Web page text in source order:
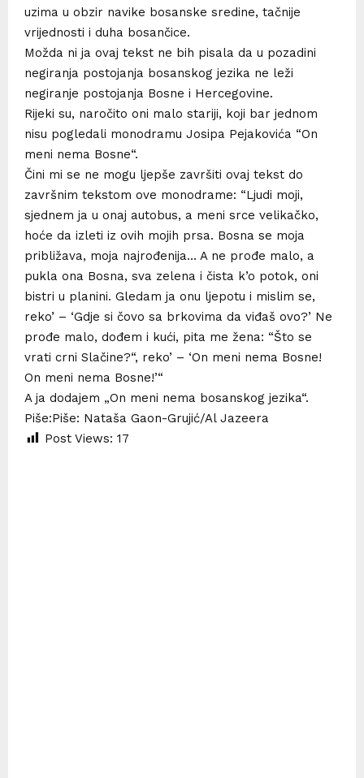
uzima u obzir navike bosanske sredine, tačnije
vrijednosti i duha bosančice.
Možda ni ja ovaj tekst ne bih pisala da u pozadini
negiranja postojanja bosanskog jezika ne leži
negiranje postojanja Bosne i Hercegovine.
Rijeki su, naročito oni malo stariji, koji bar jednom
nisu pogledali monodramu Josipa Pejakovića “On
meni nema Bosne“.
Čini mi se ne mogu ljepše završiti ovaj tekst do
završnim tekstom ove monodrame: “Ljudi moji,
sjednem ja u onaj autobus, a meni srce velikačko,
hoće da izleti iz ovih mojih prsa. Bosna se moja
približava, moja najrođenija… A ne prođe malo, a
pukla ona Bosna, sva zelena i čista k’o potok, oni
bistri u planini. Gledam ja onu ljepotu i mislim se,
reko’ – ‘Gdje si čovo sa brkovima da viđaš ovo?’ Ne
prođe malo, dođem i kući, pita me žena: “Što se
vrati crni Slačine?“, reko’ – ‘On meni nema Bosne!
On meni nema Bosne!’“
A ja dodajem „On meni nema bosanskog jezika“.
Piše:Piše: Nataša Gaon-Grujić/Al Jazeera
Post Views: 17